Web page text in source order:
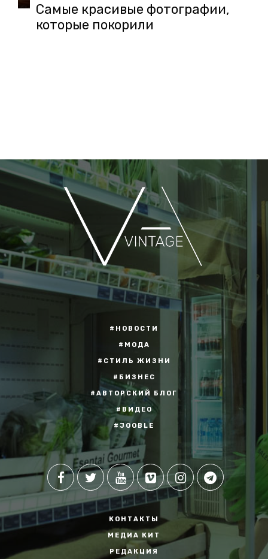
Самые красивые фотографии,
которые покорили
#НОВОСТИ
#МОДА
#СТИЛЬ ЖИЗНИ
#БИЗНЕС
#АВТОРСКИЙ БЛОГ
#ВИДЕО
#JOOBLE
КОНТАКТЫ
МЕДИА КИТ
РЕДАКЦИЯ